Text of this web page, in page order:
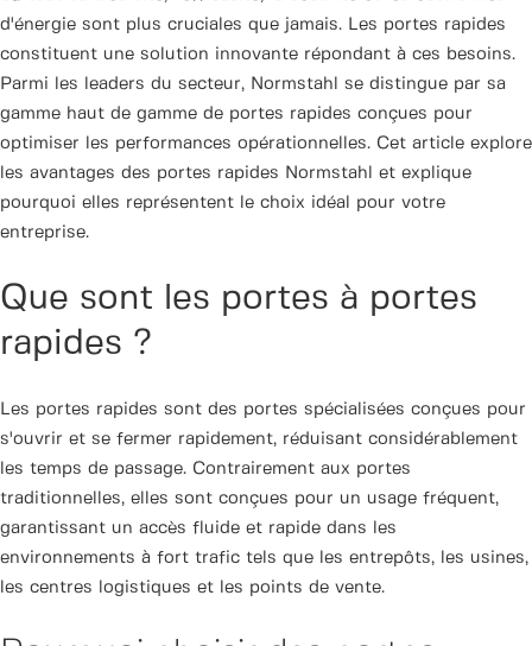
d'énergie sont plus cruciales que jamais. Les portes rapides
constituent une solution innovante répondant à ces besoins.
Parmi les leaders du secteur, Normstahl se distingue par sa
gamme haut de gamme de portes rapides conçues pour
optimiser les performances opérationnelles. Cet article explore
les avantages des portes rapides Normstahl et explique
pourquoi elles représentent le choix idéal pour votre
entreprise.
Que sont les portes à portes
rapides ?
Les portes rapides sont des portes spécialisées conçues pour
s'ouvrir et se fermer rapidement, réduisant considérablement
les temps de passage. Contrairement aux portes
traditionnelles, elles sont conçues pour un usage fréquent,
garantissant un accès fluide et rapide dans les
environnements à fort trafic tels que les entrepôts, les usines,
les centres logistiques et les points de vente.